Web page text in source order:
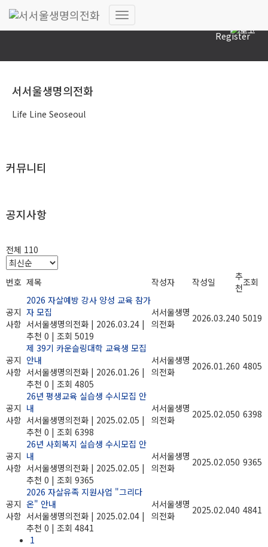
Register
내
이
서서울생명의전화
Life Line Seoseoul
커뮤니티
공지사항
전체 110
번호 제목 작성자 작성일
추
천조회
공지
사항
2026 자살예방 강사 양성 교육 참가
자 모집
서서울생명의전화 | 2026.03.24 |
추천 0 | 조회 5019
서서울생명
의전화
2026.03.240 5019
공지
사항
제 39기 카운슬링대학 교육생 모집
안내
서서울생명의전화 | 2026.01.26 |
추천 0 | 조회 4805
서서울생명
의전화
2026.01.260 4805
공지
사항
26년 평생교육 실습생 수시모집 안
내
서서울생명의전화 | 2025.02.05 |
추천 0 | 조회 6398
서서울생명
의전화
2025.02.050 6398
공지
사항
26년 사회복지 실습생 수시모집 안
내
서서울생명의전화 | 2025.02.05 |
추천 0 | 조회 9365
서서울생명
의전화
2025.02.050 9365
공지
사항
2026 자살유족 지원사업 "그리다
온" 안내
서서울생명의전화 | 2025.02.04 |
추천 0 | 조회 4841
서서울생명
의전화
2025.02.040 4841
1